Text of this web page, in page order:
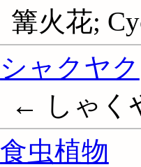
篝火花;
シャクヤク
← しゃく
食虫植物